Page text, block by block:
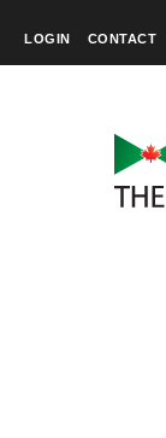
LOGIN CONTACT